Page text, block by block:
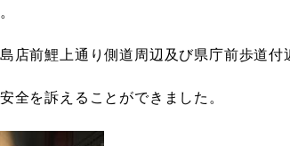
店前鯉上通り側道周辺及び県庁前歩道付
全を訴えることができました。